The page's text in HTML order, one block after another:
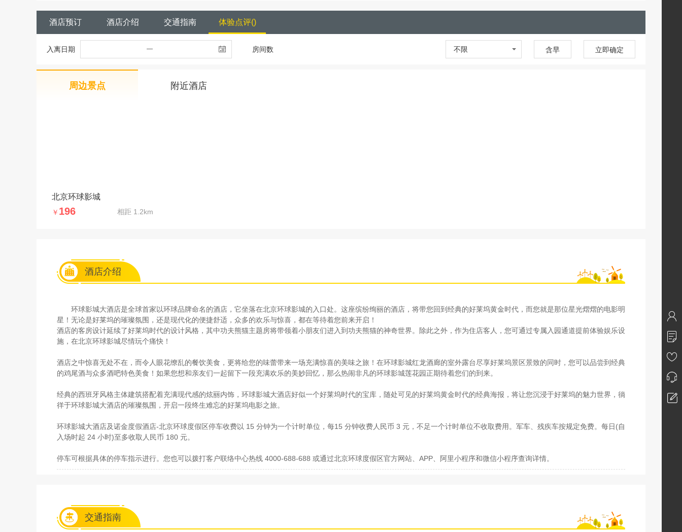
酒店预订 酒店介绍 交通指南 体验点评()
入离日期 房间数 不限 含早 立即确定
周边景点 附近酒店
北京环球影城
￥ 196 相距 1.2km
酒店介绍
环球影城大酒店是全球首家以环球品牌命名的酒店，它坐落在北京环球影城的入口处。这座缤纷绚丽的酒店，将带您回到经典的好莱坞黄金时代，而您就是那位星光熠熠的电影明
星！无论是好莱坞的璀璨氛围，还是现代化的便捷舒适，众多的欢乐与惊喜，都在等待着您前来开启！
酒店的客房设计延续了好莱坞时代的设计风格，其中功夫熊猫主题房将带领着小朋友们进入到功夫熊猫的神奇世界。除此之外，作为住店客人，您可通过专属入园通道提前体验娱乐设
施，在北京环球影城尽情玩个痛快！
酒店之中惊喜无处不在，而令人眼花缭乱的餐饮美食，更将给您的味蕾带来一场充满惊喜的美味之旅！在环球影城红龙酒廊的室外露台尽享好莱坞景区景致的同时，您可以品尝到经典
的鸡尾酒与众多酒吧特色美食！如果您想和亲友们一起留下一段充满欢乐的美妙回忆，那么热闹非凡的环球影城莲花园正期待着您们的到来。
经典的西班牙风格主体建筑搭配着充满现代感的炫丽内饰，环球影城大酒店好似一个好莱坞时代的宝库，随处可见的好莱坞黄金时代的经典海报，将让您沉浸于好莱坞的魅力世界，徜
徉于环球影城大酒店的璀璨氛围，开启一段终生难忘的好莱坞电影之旅。
环球影城大酒店及诺金度假酒店-北京环球度假区停车收费以 15 分钟为一个计时单位，每15 分钟收费人民币 3 元，不足一个计时单位不收取费用。军车、残疾车按规定免费。每日(自
入场时起 24 小时)至多收取人民币 180 元。
停车可根据具体的停车指示进行。您也可以拨打客户联络中心热线 4000-688-688 或通过北京环球度假区官方网站、APP、阿里小程序和微信小程序查询详情。
交通指南